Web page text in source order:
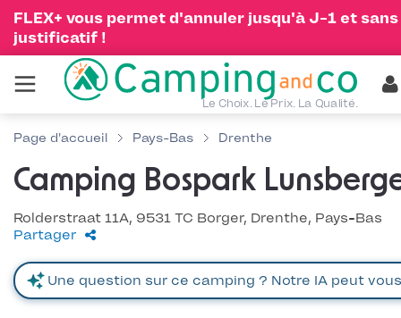
FLEX+ vous permet d'annuler jusqu'à J-1 et sans
justificatif !
Le Choix. Le Prix. La Qualité.
Page d'accueil Pays-Bas Drenthe
Camping Bospark
Rolderstraat 11A, 9531 TC Borger, Drenthe, Pays-Bas
Partager